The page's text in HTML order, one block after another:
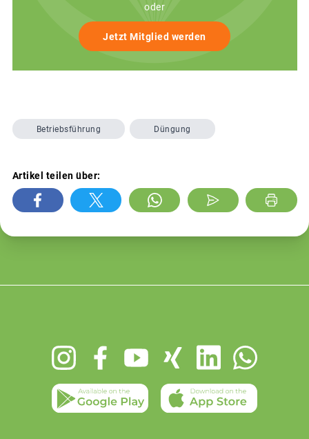
oder
Jetzt Mitglied werden
Betriebsführung Düngung
Artikel teilen über: